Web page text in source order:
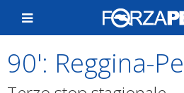
90': Reggina-